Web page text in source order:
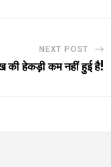
NEXT POST
की हेकड़ी कम नहीं हुई है!